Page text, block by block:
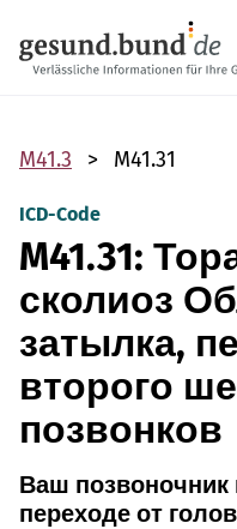
M41.3 M41.31
ICD-Code
M41.31:
сколиоз
затылка,
второго
позвонков
Ваш позвоночник
переходе от